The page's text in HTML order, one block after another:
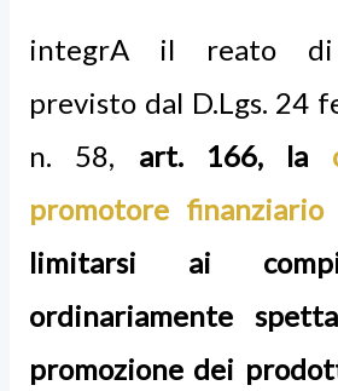
integrA il reato di
previsto dal D.Lgs. 24
n. 58, art. 166, la
promotore finanziario
limitarsi ai
ordinariamente
promozione dei